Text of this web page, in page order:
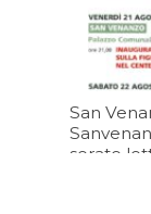
San
serate